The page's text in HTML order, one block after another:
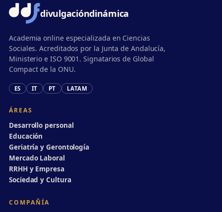
divulgacióndinámica
Academia online especializada en Ciencias
Sociales. Acreditados por la Junta de Andalucía,
Ministerio e ISO 9001. Signatarios de Global
Compact de la ONU.
ES IT PT LATAM
ÁREAS
Desarrollo personal
Educación
Geriatría y Gerontología
Mercado Laboral
RRHH y Empresa
Sociedad y Cultura
COMPAÑÍA